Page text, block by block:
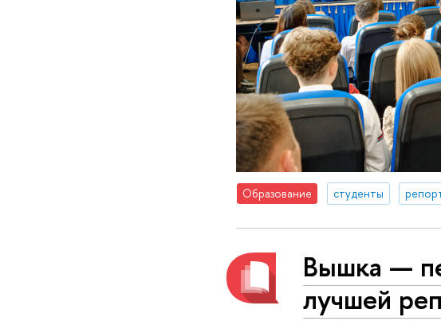
Образование студенты
Вышка —
лучшей